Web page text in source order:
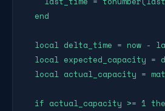
  end
local delta_time = now -
local expected_capacity =
local actual_capacity =
if actual_capacity >= 1